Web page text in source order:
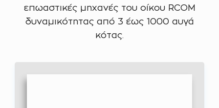
επωαστικές μηχανές του οίκου RCOM
δυναμικότητας από 3 έως 1000 αυγά
κότας.